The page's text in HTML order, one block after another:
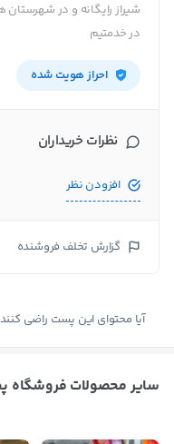
در خدمتیم
احراز هویت شده
نظرات خریداران
افزودن نظر
گزارش تخلف فروشنده
آیا محتوای این پست راضی
سایر محصولات فروشگاه